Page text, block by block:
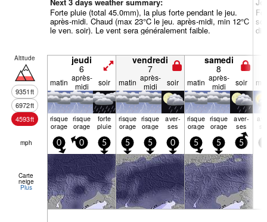
Forte pluie (total 45.0mm), la plus forte pendant le jeu.
après-midi. Chaud (max 23°C le jeu. après-midi, min 12°C
le ven. soir). Le vent sera généralement faible.
Altitude
9351ft
6972ft
4593ft
jeudi
6
vendredi
7
samedi
8
matin après-
midi
soir matin après-
midi
soir matin après-
midi
soir
risque
orage
risque
orage
forte
pluie
risque
orage
risque
orage
aver­
ses
risque
orage
risque
orage
aver­
ses
mph 0 0 5 5 5 0 5 5 5
Carte
neige
Plus